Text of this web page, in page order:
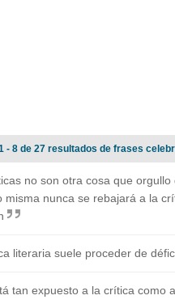
- 8 de 27 resultados de frases
no son otra cosa que
misma nunca se rebajará a la
literaria suele proceder de
tan expuesto a la crítica como